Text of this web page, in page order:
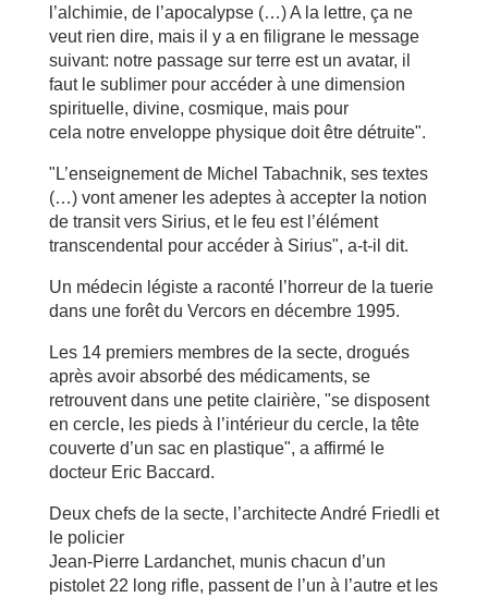
l’alchimie, de l’apocalypse (…) A la lettre, ça ne
veut rien dire, mais il y a en filigrane le message
suivant: notre passage sur terre est un avatar, il
faut le sublimer pour accéder à une dimension
spirituelle, divine, cosmique, mais pour
cela notre enveloppe physique doit être détruite".
"L’enseignement de Michel Tabachnik, ses textes
(…) vont amener les adeptes à accepter la notion
de transit vers Sirius, et le feu est l’élément
transcendental pour accéder à Sirius", a-t-il dit.
Un médecin légiste a raconté l’horreur de la tuerie
dans une forêt du Vercors en décembre 1995.
Les 14 premiers membres de la secte, drogués
après avoir absorbé des médicaments, se
retrouvent dans une petite clairière, "se disposent
en cercle, les pieds à l’intérieur du cercle, la tête
couverte d’un sac en plastique", a affirmé le
docteur Eric Baccard.
Deux chefs de la secte, l’architecte André Friedli et
le policier
Jean-Pierre Lardanchet, munis chacun d’un
pistolet 22 long rifle, passent de l’un à l’autre et les